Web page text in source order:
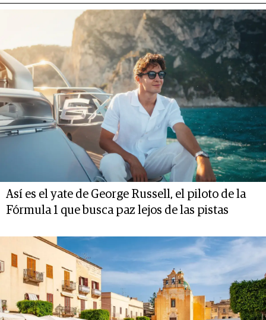
Así es el yate de George Russell, el piloto de la
Fórmula 1 que busca paz lejos de las pistas